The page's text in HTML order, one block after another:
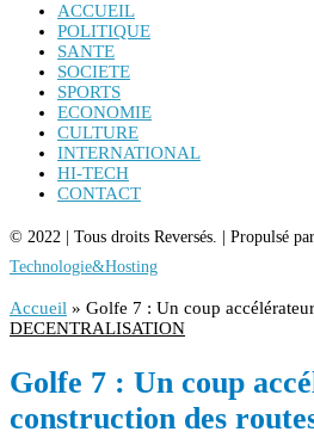
ACCUEIL
POLITIQUE
SANTE
SOCIETE
SPORTS
ECONOMIE
CULTURE
INTERNATIONAL
HI-TECH
CONTACT
© 2022 | Tous droits Reversés. | Propulsé
Technologie&Hosting
Accueil » Golfe 7 : Un coup
DECENTRALISATION
Golfe 7 : Un coup
construction des